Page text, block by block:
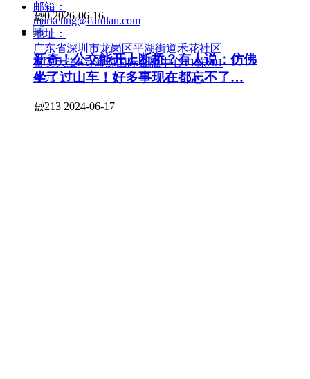
넶0 2026-06-16
新奇！公交能开上断桥？有人说：仿佛
坐了过山车！好多事现在都忘不了…
넶213 2024-06-17
邮箱：
marketing@cardlan.com
地址：
广东省深圳市龙岗区平湖街道禾花社区
富安大道8号海源国际金融中心T1栋701
单元